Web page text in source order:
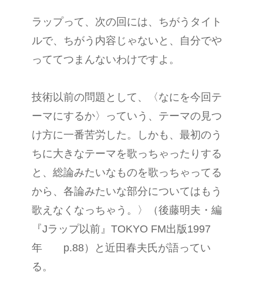
ラップって、次の回には、ちがうタイト
ルで、ちがう内容じゃないと、自分でや
っててつまんないわけですよ。
技術以前の問題として、〈なにを今回テ
ーマにするか〉っていう、テーマの見つ
け方に一番苦労した。しかも、最初のう
ちに大きなテーマを歌っちゃったりする
と、総論みたいなものを歌っちゃってる
から、各論みたいな部分についてはもう
歌えなくなっちゃう。〉（後藤明夫・編
『Jラップ以前』TOKYO FM出版1997
年 p.88）と近田春夫氏が語ってい
る。